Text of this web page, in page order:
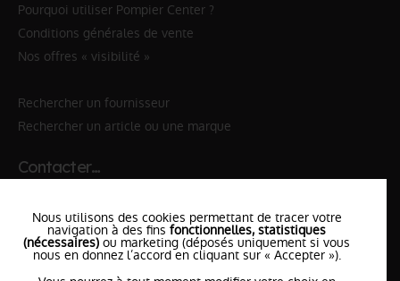
Pourquoi utiliser Pompier Center ?
Conditions générales de vente
Nos offres « visibilité »
Rechercher un fournisseur
Rechercher un article ou une marque
Contacter…
✆ 18№National Sapeurs-Pompiers
le SDISle plus proche
Nous utilisons des cookies permettant de tracer votre
navigation à des fins fonctionnelles, statistiques
(nécessaires) ou marketing (déposés uniquement si vous
nous en donnez l’accord en cliquant sur « Accepter »).